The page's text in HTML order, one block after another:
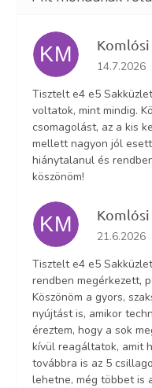
KM Az áruház
14.7.2026
Tisztelt e4 e5
voltatok, mint mindig.
csomagolást, az a kis
mellett nagyon jól
hiánytalanul és
köszönöm!
KM Az áruház
21.6.2026
Tisztelt e4 e5
rendben megérkezett,
Köszönöm a gyors,
nyújtást is, amikor
éreztem, hogy a sok
kívül reagáltatok, amit
továbbra is az 5
lehetne, még többet is